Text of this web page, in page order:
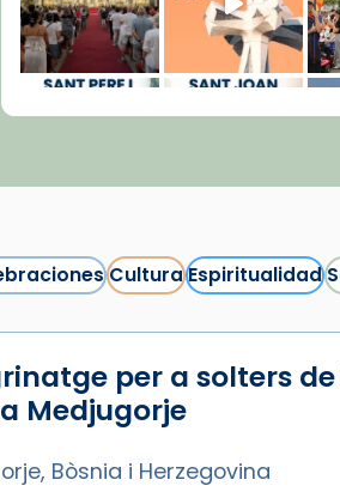
Cargar más...
CulturaEspiritualidad
per a solters de
Medjugorje
Bòsnia i Herzegovina